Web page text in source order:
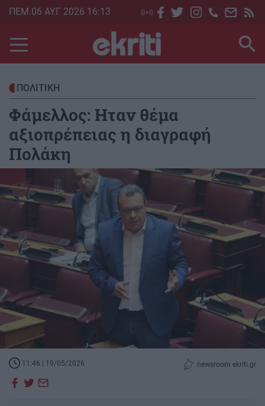
Skip
main
content
ΠΕΜ.06 ΑΥΓ 2026 16:13
ΠΟΛΙΤΙΚΗ
Φάμελλος: Hταν θέμα
αξιοπρέπειας η διαγραφή
Πολάκη
11:46 | 19/05/2026 newsroom ekriti.gr